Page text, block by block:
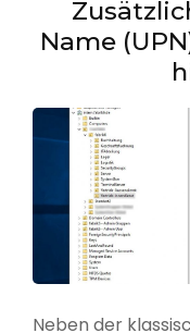
Name
Neben der